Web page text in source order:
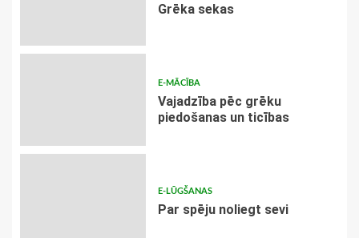
Grēka sekas
E-MĀCĪBA
Vajadzība pēc grēku
piedošanas un ticības
E-LŪGŠANAS
Par spēju noliegt sevi